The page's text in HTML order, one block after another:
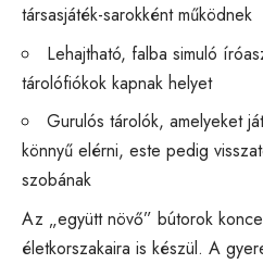
társasjáték-sarokként működnek
Lehajtható, falba simuló
tárolófiókok kapnak helyet
Gurulós tárolók, amelyeket
könnyű elérni, este pedig
szobának
Az „együtt növő” bútorok
életkorszakaira is készül. A